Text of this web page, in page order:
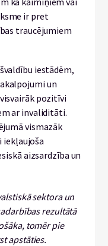
ir pret
traucējumiem
iestādēm,
un
pozitīvi
ar invaliditāti.
vismazāk
aizsardzība un
sektora un
rezultātā
tomēr pie
apstāties.